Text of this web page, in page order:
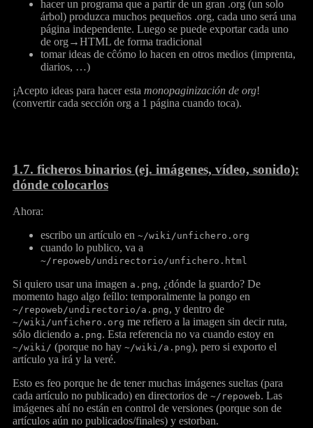
hacer un programa que a partir de un gran .org (un solo
árbol) produzca muchos pequeños .org, cada uno será una
página independente. Luego se puede exportar cada uno
de org→HTML de forma tradicional
tomar ideas de cĉómo lo hacen en otros medios (imprenta,
diarios, …)
¡Acepto ideas para hacer esta monopaginización de org!
(convertir cada sección org a 1 página cuando toca).
1.7. ficheros binarios (ej. imágenes, vídeo, sonido):
dónde colocarlos
Ahora:
escribo un artículo en ~/wiki/unfichero.org
cuando lo publico, va a
~/repoweb/undirectorio/unfichero.html
Si quiero usar una imagen a.png, ¿dónde la guardo? De
momento hago algo feíllo: temporalmente la pongo en
~/repoweb/undirectorio/a.png, y dentro de
~/wiki/unfichero.org me refiero a la imagen sin decir ruta,
sólo diciendo a.png. Esta referencia no va cuando estoy en
~/wiki/ (porque no hay ~/wiki/a.png), pero si exporto el
artículo ya irá y la veré.
Esto es feo porque he de tener muchas imágenes sueltas (para
cada artículo no publicado) en directorios de ~/repoweb. Las
imágenes ahí no están en control de versiones (porque son de
artículos aún no publicados/finales) y estorban.